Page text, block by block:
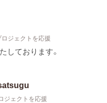
ジェクトを応援
しております。
ジェクトを応援